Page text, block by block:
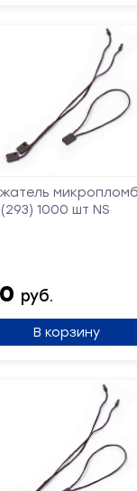
1000 шт NS
руб.
В корзину